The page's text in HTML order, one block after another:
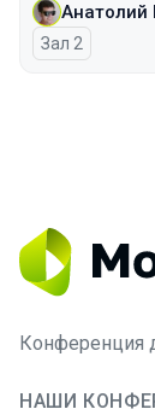
Анатолий
Зал 2
Конференция
НАШИ